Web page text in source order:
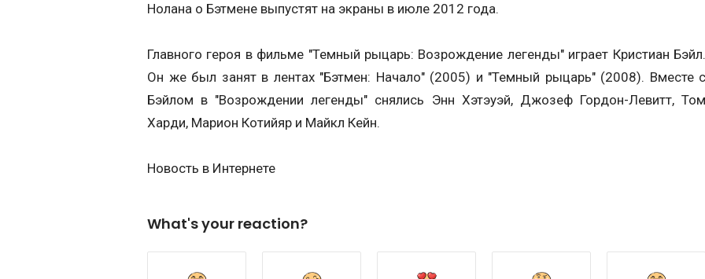
Нолана о Бэтмене выпустят на экраны в июле 2012 года.
Главного героя в фильме "Темный рыцарь: Возрождение легенды" играет Кристиан Бэйл.
Он же был занят в лентах "Бэтмен: Начало" (2005) и "Темный рыцарь" (2008). Вместе с
Бэйлом в "Возрождении легенды" снялись Энн Хэтэуэй, Джозеф Гордон-Левитт, Том
Харди, Марион Котийяр и Майкл Кейн.
Новость в Интернете
What's your reaction?